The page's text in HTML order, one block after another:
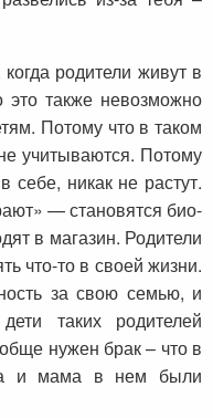
родители живут в
также невозможно
Потому что в таком
учитываются. Потому
себе, никак не растут.
— становятся био-
в магазин. Родители
что-то в своей жизни.
за свою семью, и
таких родителей
нужен брак – что в
и мама в нем были